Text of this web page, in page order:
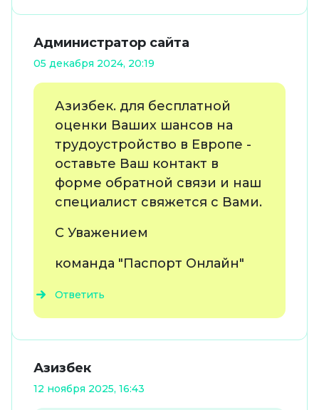
Администратор сайта
05 декабря 2024, 20:19
Азизбек. для бесплатной
оценки Ваших шансов на
трудоустройство в Европе -
оставьте Ваш контакт в
форме обратной связи и наш
специалист свяжется с Вами.
С Уважением
команда "Паспорт Онлайн"
Ответить
Азизбек
12 ноября 2025, 16:43